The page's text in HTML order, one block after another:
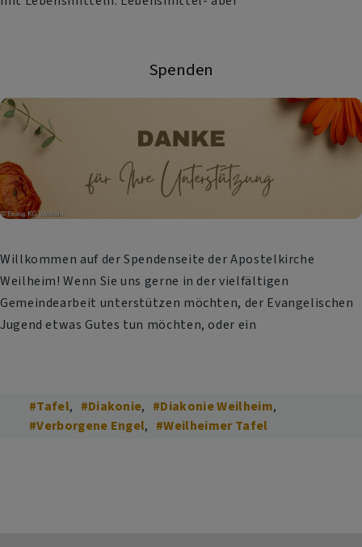
Spenden
Willkommen auf der Spendenseite der Apostelkirche
Weilheim! Wenn Sie uns gerne in der vielfältigen
Gemeindearbeit unterstützen möchten, der Evangelischen
Jugend etwas Gutes tun möchten, oder ein
#Tafel #Diakonie
#Diakonie Weilheim
#Verborgene Engel
#Weilheimer Tafel